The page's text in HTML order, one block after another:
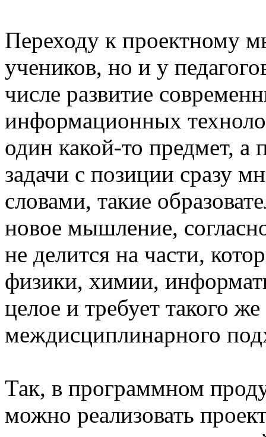
Переходу к проектному
учеников, но и у
числе развитие
информационных
один какой-то предмет,
задачи с позиции сразу
словами, такие
новое мышление,
не делится на части,
физики, химии,
целое и требует такого
междисциплинарного
Так, в программном
можно реализовать